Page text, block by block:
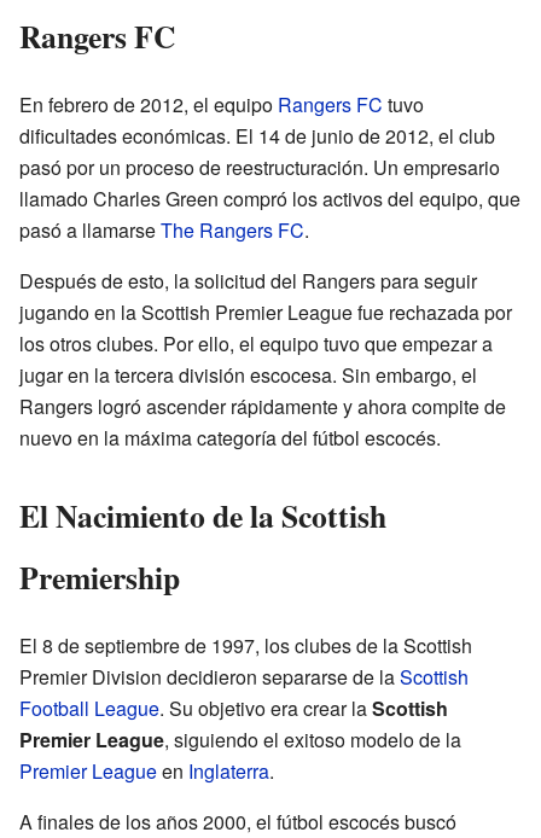
Rangers FC
En febrero de 2012, el equipo Rangers FC tuvo
dificultades económicas. El 14 de junio de 2012, el club
pasó por un proceso de reestructuración. Un empresario
llamado Charles Green compró los activos del equipo, que
pasó a llamarseThe Rangers FC.
Después de esto, la solicitud del Rangers para seguir
jugando en la Scottish Premier League fue rechazada por
los otros clubes. Por ello, el equipo tuvo que empezar a
jugar en la tercera división escocesa. Sin embargo, el
Rangers logró ascender rápidamente y ahora compite de
nuevo en la máxima categoría del fútbol escocés.
El Nacimiento de la Scottish
Premiership
El 8 de septiembre de 1997, los clubes de la Scottish
Premier Division decidieron separarse de laScottish
Football League. Su objetivo era crear laScottish
Premier League, siguiendo el exitoso modelo de la
Premier Leagueen Inglaterra.
A finales de los años 2000, el fútbol escocés buscó